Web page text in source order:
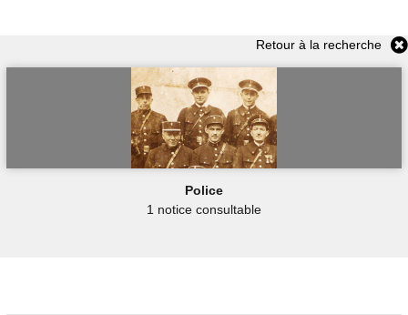
Retour à la recherche
Police
1 notice consultable